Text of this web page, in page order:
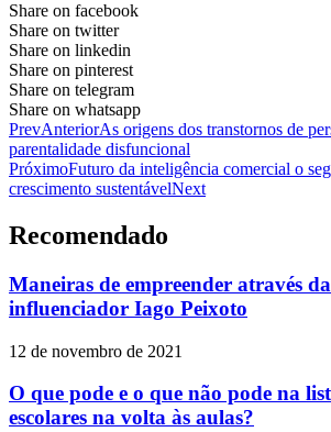
Share on facebook
Share on twitter
Share on linkedin
Share on pinterest
Share on telegram
Share on whatsapp
PrevAnteriorAs origens dos transtornos de
parentalidade disfuncional
PróximoFuturo da inteligência comercial o
crescimento sustentávelNext
Recomendado
Maneiras de empreender através
influenciador Iago Peixoto
12 de novembro de 2021
O que pode e o que não pode na
escolares na volta às aulas?